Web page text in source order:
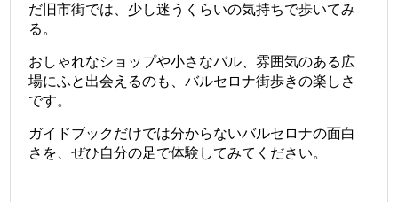
だ旧市街では、少し迷うくらいの気持ちで歩いてみ
る。
おしゃれなショップや小さなバル、雰囲気のある広
場にふと出会えるのも、バルセロナ街歩きの楽しさ
です。
ガイドブックだけでは分からないバルセロナの面白
さを、ぜひ自分の足で体験してみてください。